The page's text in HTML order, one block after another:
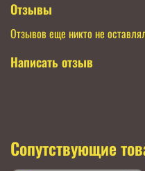
Отзывы
Отзывов еще никто не
Написать отзыв
Сопутствующие